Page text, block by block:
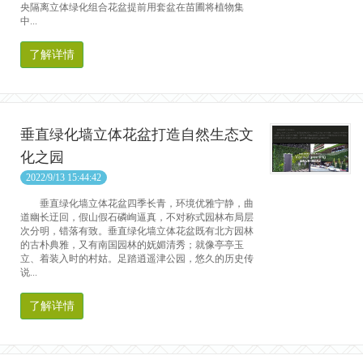
央隔离立体绿化组合花盆提前用套盆在苗圃将植物集
中...
了解详情
垂直绿化墙立体花盆打造自然生态文
化之园
2022/9/13 15:44:42
垂直绿化墙立体花盆四季长青，环境优雅宁静，曲
道幽长迂回，假山假石磷峋逼真，不对称式园林布局层
次分明，错落有致。垂直绿化墙立体花盆既有北方园林
的古朴典雅，又有南国园林的妩媚清秀；就像亭亭玉
立、着装入时的村姑。足踏逍遥津公园，悠久的历史传
说...
了解详情